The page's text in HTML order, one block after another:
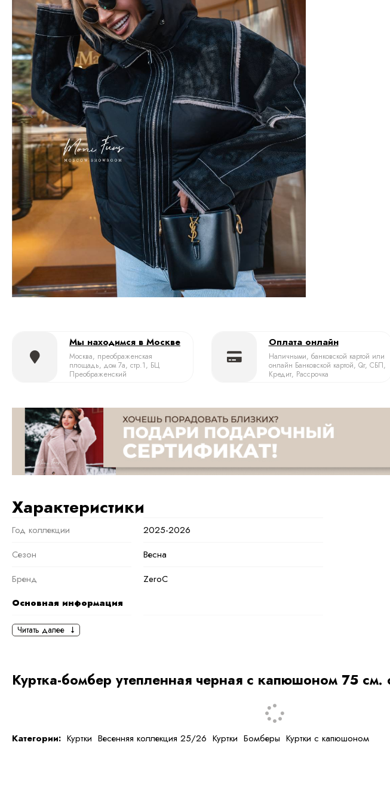
Мы находимся в Москве
Москва, преображенская
площадь, дом 7а, стр.1, БЦ
Преображенский
Оплата онлайн
Наличными, банковской картой или
онлайн Банковской картой, Qr, СБП,
Кредит, Рассрочка
Характеристики
Год коллекции
2025-2026
Сезон
Весна
Бренд
ZeroC
Основная информация
черный
Состав ткани
100 % полиэстер
информация
Читать далее
Куртка-бомбер утепленная черная с капюшоном 75 см.
Категории: Куртки Весенняя коллекция 25/26 Куртки Бомберы Куртки с капюшоном